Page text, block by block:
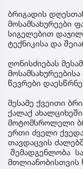
ბრიგადის
მოსამსახურეები
სიგელებით
ტექნიკისა და
ღონისძიებას
წევრები
მესამე ქვეითი
ქალაქ
მოტომსროლელი
ერთი ძველი
თავდაცვის
შემადგენლობა